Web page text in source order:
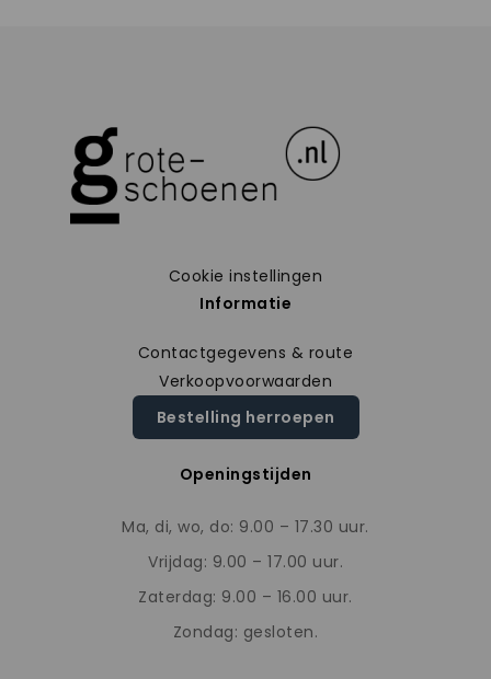
Cookie instellingen
Informatie
Contactgegevens & route
Verkoopvoorwaarden
Bestelling herroepen
Openingstijden
Ma, di, wo, do: 9.00 – 17.30 uur.
Vrijdag: 9.00 – 17.00 uur.
Zaterdag: 9.00 – 16.00 uur.
Zondag: gesloten.